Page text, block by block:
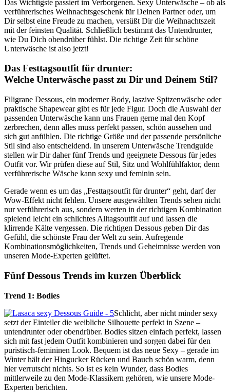
Das Wichtigste passiert im Verborgenen. Sexy Unterwäsche – ob als
verführerisches Weihnachtsgeschenk für Deinen Partner oder, um
Dir selbst eine Freude zu machen, versüßt Dir die Weihnachtszeit
mit der feinsten Qualität. Schließlich bestimmt das Untendrunter,
wie Du Dich obendrüber fühlst. Die richtige Zeit für schöne
Unterwäsche ist also jetzt!
Das Festtagsoutfit für drunter:
Welche Unterwäsche passt zu Dir und Deinem Stil?
Filigrane Dessous, ein moderner Body, laszive Spitzenwäsche oder
praktische Shapewear gibt es für jede Figur. Doch die Auswahl der
passenden Unterwäsche kann uns Frauen gerne mal den Kopf
zerbrechen, denn alles muss perfekt passen, schön aussehen und
sich gut anfühlen. Die richtige Größe und der passende persönliche
Stil sind also entscheidend. In unserem Unterwäsche Trendguide
stellen wir Dir daher fünf Trends und geeignete Dessous für jedes
Outfit vor. Wir prüfen diese auf Stil, Sitz und Wohlfühlfaktor, denn
verführerische Wäsche kann sexy und feminin sein.
Gerade wenn es um das „Festtagsoutfit für drunter“ geht, darf der
Wow-Effekt nicht fehlen. Unsere ausgewählten Trends sehen nicht
nur verführerisch aus, sondern werten in der richtigen Kombination
spielend leicht ein schlichtes Alltagsoutfit auf und lassen die
klirrende Kälte vergessen. Die richtigen Dessous geben Dir das
Gefühl, die schönste Frau der Welt zu sein. Aufregende
Kombinationsmöglichkeiten, Trends und Geheimnisse werden von
unseren Mode-Experten gelüftet.
Fünf Dessous Trends im kurzen Überblick
Trend 1: Bodies
Schlicht, aber nicht minder sexy
setzt der Einteiler die weibliche Silhouette perfekt in Szene –
untendrunter oder obendrüber. Bodies sitzen einfach perfekt, lassen
sich mit fast jedem Outfit kombinieren und sorgen dabei für den
puristisch-femininen Look. Bequem ist das neue Sexy – gerade im
Winter hält der Hingucker Rücken und Bauch schön warm, denn
hier verrutscht nichts. So ist es kein Wunder, dass Bodies
mittlerweile zu den Mode-Klassikern gehören, wie unsere Mode-
Experten berichten.